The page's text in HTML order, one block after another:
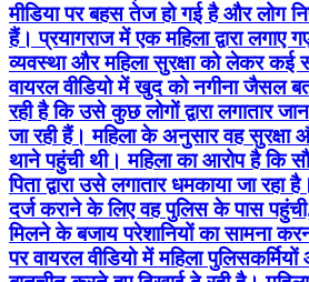
जा रही हैं। महिला के अनुसार वह सुरक्षा
थाने पहुंची थी। महिला का आरोप है कि
पिता द्वारा उसे लगातार धमकाया जा
दर्ज कराने के लिए वह पुलिस के पास
मिलने के बजाय परेशानियों का सामना
पर वायरल वीडियो में महिला
बातचीत करते हुए दिखाई दे रही है।
शिकायत देने के बाद उसे थाने और चौकी
लगवाए गए। उसने आरोप लगाया कि घंटों
गया और उसकी शिकायत पर गंभीरता से
महिला ने यह भी आरोप लगाया कि एक
साथ अभद्र व्यवहार किया तथा उसका